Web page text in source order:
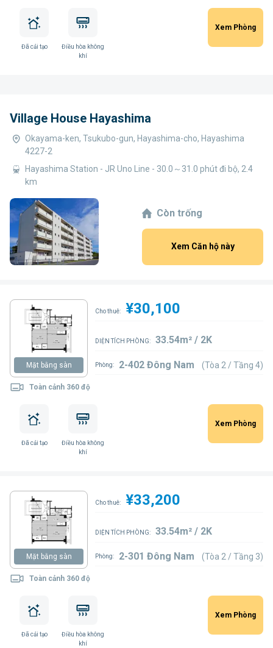
Đã cải tạo
Điều hòa không
khí
Xem Phòng
Village House Hayashima
Okayama-ken, Tsukubo-gun, Hayashima-cho, Hayashima
4227-2
Hayashima Station - JR Uno Line - 30.0～31.0 phút đi bộ, 2.4
km
Còn trống
Xem Căn hộ này
Mặt bằng sàn
Toàn cảnh 360 độ
Cho thuê: ¥30,100
DIỆN TÍCH PHÒNG: 33.54m² / 2K
Phòng: 2-402 Đông Nam (Tòa 2 / Tầng 4)
Đã cải tạo
Điều hòa không
khí
Xem Phòng
Mặt bằng sàn
Toàn cảnh 360 độ
Cho thuê: ¥33,200
DIỆN TÍCH PHÒNG: 33.54m² / 2K
Phòng: 2-301 Đông Nam (Tòa 2 / Tầng 3)
Đã cải tạo
Điều hòa không
khí
Xem Phòng